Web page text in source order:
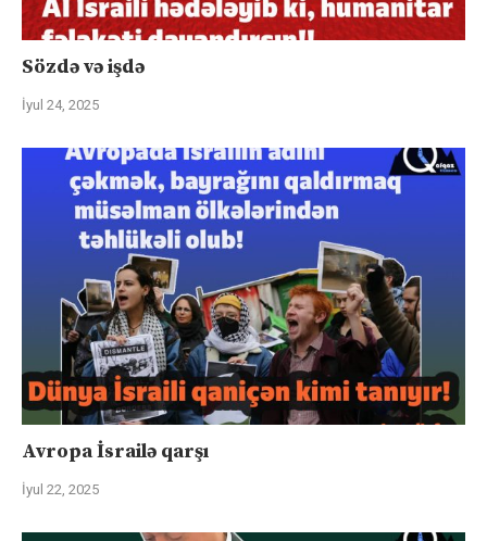
Sözdə və işdə
İyul 24, 2025
Avropa İsrailə qarşı
İyul 22, 2025